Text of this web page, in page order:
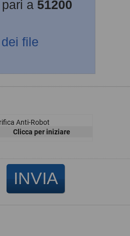
a 51200
file
Anti-Robot
Clicca per iniziare